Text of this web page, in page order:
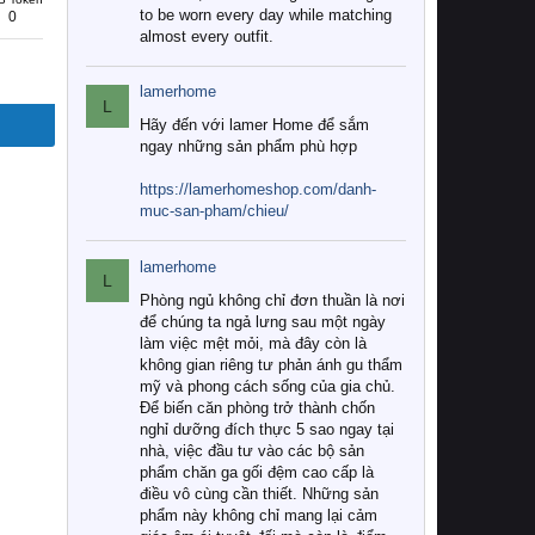
0
to be worn every day while matching
almost every outfit.
L
lamerhome
Hãy đến với lamer Home để sắm
ngay những sản phẩm phù hợp
https://lamerhomeshop.com/danh-
muc-san-pham/chieu/
L
lamerhome
Phòng ngủ không chỉ đơn thuần là nơi
để chúng ta ngả lưng sau một ngày
làm việc mệt mỏi, mà đây còn là
không gian riêng tư phản ánh gu thẩm
mỹ và phong cách sống của gia chủ.
Để biến căn phòng trở thành chốn
nghỉ dưỡng đích thực 5 sao ngay tại
nhà, việc đầu tư vào các bộ sản
phẩm chăn ga gối đệm cao cấp là
điều vô cùng cần thiết. Những sản
phẩm này không chỉ mang lại cảm